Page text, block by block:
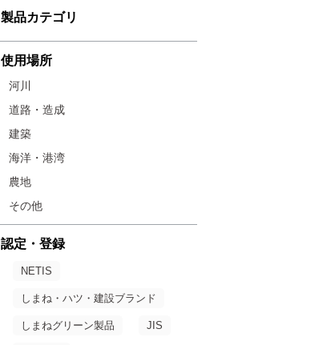
製品カテゴリ
使用場所
河川
道路・造成
建築
海洋・港湾
農地
その他
認定・登録
NETIS
しまね・ハツ・建設ブランド
しまねグリーン製品 JIS